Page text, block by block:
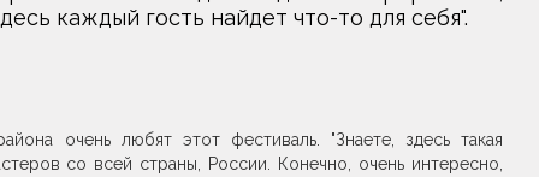
каждый гость найдет что-то для себя".
очень любят этот фестиваль. "Знаете, здесь такая
со всей страны, России. Конечно, очень интересно,